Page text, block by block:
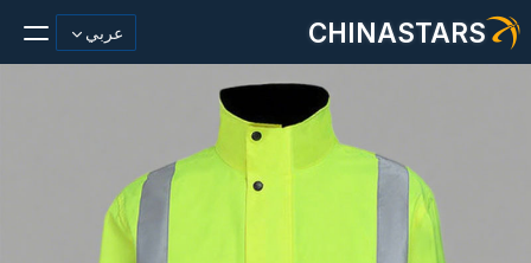
CHINASTARS عربي
مادة عاكسة/شريط
أزياء عاكسة النسيج